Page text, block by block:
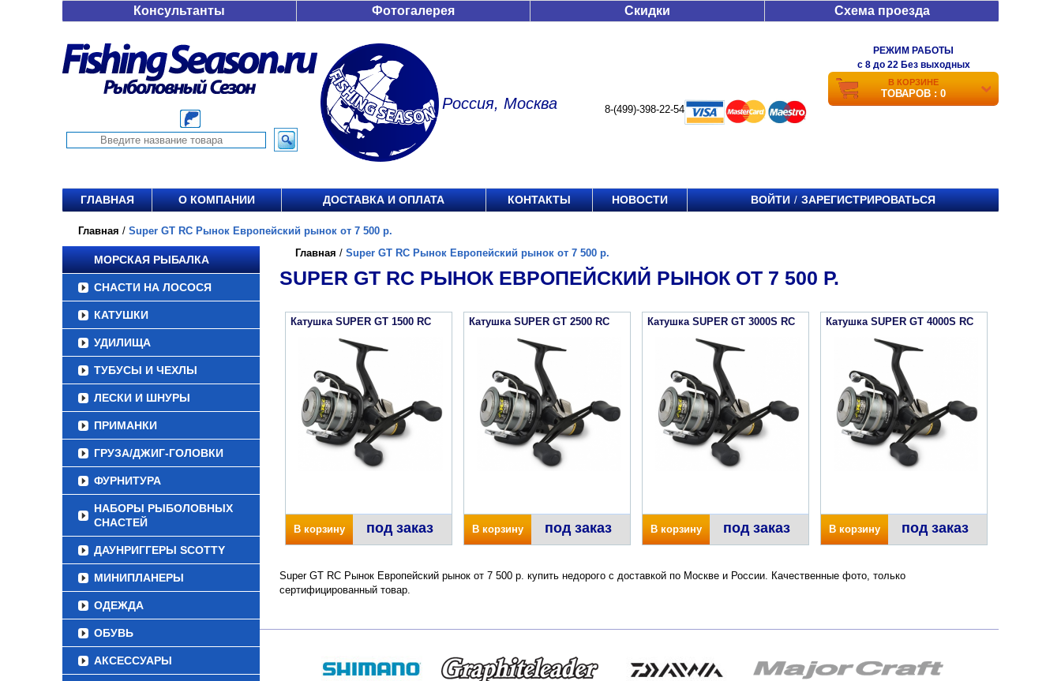
Консультанты Фотогалерея Скидки Схема проезда
Россия, Москва 8-(499)-398-22-54
РЕЖИМ РАБОТЫ
c 8 до 22 Без выходных
В КОРЗИНЕ
ТОВАРОВ : 0
ГЛАВНАЯ О КОМПАНИИ ДОСТАВКА И ОПЛАТА КОНТАКТЫ НОВОСТИ ВОЙТИ / ЗАРЕГИСТРИРОВАТЬСЯ
Главная / Super GT RC Рынок Европейский рынок от 7 500 р.
МОРСКАЯ РЫБАЛКА
СНАСТИ НА ЛОСОСЯ
КАТУШКИ
УДИЛИЩА
ТУБУСЫ И ЧЕХЛЫ
ЛЕСКИ И ШНУРЫ
ПРИМАНКИ
ГРУЗА/ДЖИГ-ГОЛОВКИ
ФУРНИТУРА
НАБОРЫ РЫБОЛОВНЫХ
СНАСТЕЙ
ДАУНРИГГЕРЫ SCOTTY
МИНИПЛАНЕРЫ
ОДЕЖДА
ОБУВЬ
АКСЕССУАРЫ
Главная / Super GT RC Рынок Европейский рынок от 7 500 р.
SUPER GT RC РЫНОК ЕВРОПЕЙСКИЙ РЫНОК ОТ 7 500 Р.
Катушка SUPER GT 1500 RC
В корзину под заказ
Катушка SUPER GT 2500 RC
В корзину под заказ
Катушка SUPER GT 3000S RC
В корзину под заказ
Катушка SUPER GT 4000S RC
В корзину под заказ
Super GT RC Рынок Европейский рынок от 7 500 р. купить недорого с доставкой по Москве и России. Качественные фото, только
сертифицированный товар.